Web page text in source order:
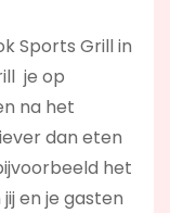
Sports Grill in
je op
na het
dan eten
het
en je gasten